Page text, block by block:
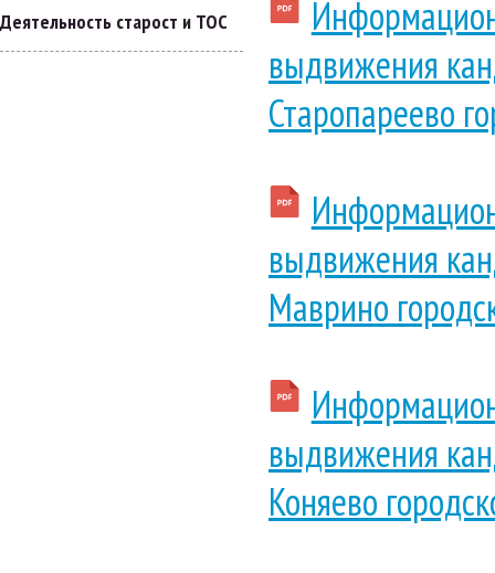
Деятельность старост и ТОС
выдвижения
Старопареево
выдвижения
Маврино
выдвижения
Коняево